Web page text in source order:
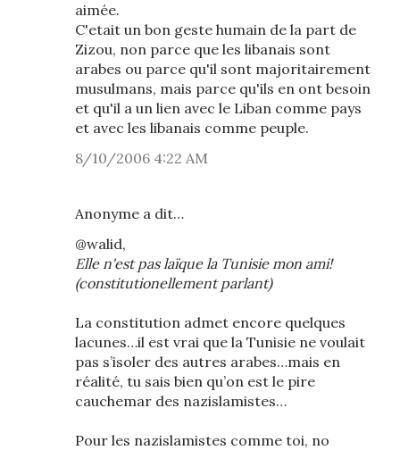
aimée.
C'etait un bon geste humain de la part de
Zizou, non parce que les libanais sont
arabes ou parce qu'il sont majoritairement
musulmans, mais parce qu'ils en ont besoin
et qu'il a un lien avec le Liban comme pays
et avec les libanais comme peuple.
8/10/2006 4:22 AM
Anonyme a dit…
@walid,
Elle n'est pas laïque la Tunisie mon ami!
(constitutionellement parlant)
La constitution admet encore quelques
lacunes…il est vrai que la Tunisie ne voulait
pas s’isoler des autres arabes…mais en
réalité, tu sais bien qu’on est le pire
cauchemar des nazislamistes…
Pour les nazislamistes comme toi, no